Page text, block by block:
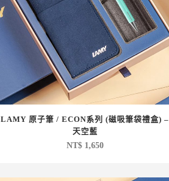
LAMY 原子筆 / ECON系列 (磁吸筆袋禮盒) –
天空藍
NT$1,650